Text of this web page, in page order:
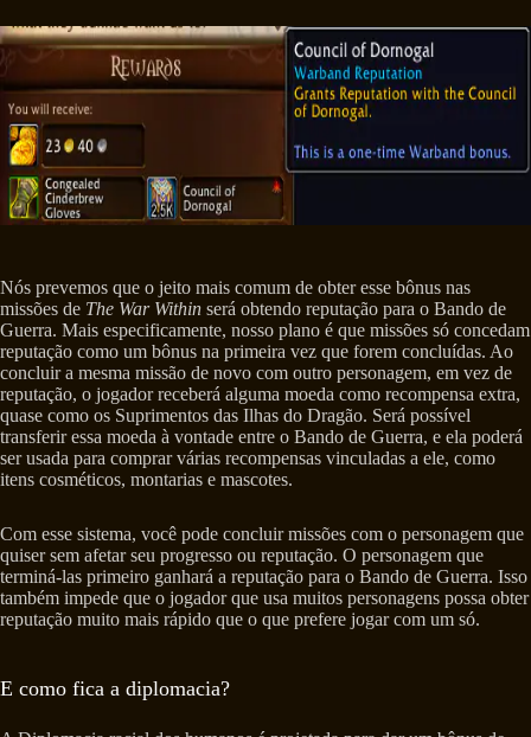
Nós prevemos que o jeito mais comum de obter esse bônus nas
missões de The War Within será obtendo reputação para o Bando de
Guerra. Mais especificamente, nosso plano é que missões só concedam
reputação como um bônus na primeira vez que forem concluídas. Ao
concluir a mesma missão de novo com outro personagem, em vez de
reputação, o jogador receberá alguma moeda como recompensa extra,
quase como os Suprimentos das Ilhas do Dragão. Será possível
transferir essa moeda à vontade entre o Bando de Guerra, e ela poderá
ser usada para comprar várias recompensas vinculadas a ele, como
itens cosméticos, montarias e mascotes.
Com esse sistema, você pode concluir missões com o personagem que
quiser sem afetar seu progresso ou reputação. O personagem que
terminá-las primeiro ganhará a reputação para o Bando de Guerra. Isso
também impede que o jogador que usa muitos personagens possa obter
reputação muito mais rápido que o que prefere jogar com um só.
E como fica a diplomacia?